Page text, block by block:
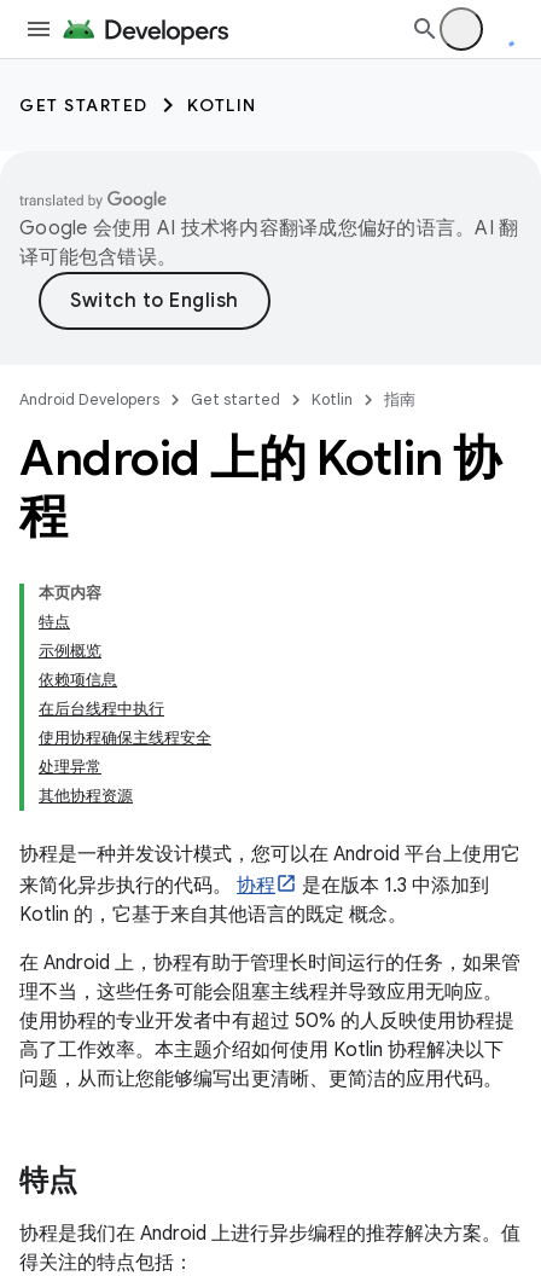
GET STARTED KOTLIN
Google 会使用 AI 技术将内容翻译成您偏好的语言。AI 翻
译可能包含错误。
Android Developers Get started Kotlin 指南
Android 上的 Kotlin 协
程
本页内容
特点
示例概览
依赖项信息
在后台线程中执行
使用协程确保主线程安全
处理异常
其他协程资源
协程是一种并发设计模式，您可以在 Android 平台上使用它
来简化异步执行的代码。 协程
是在版本 1.3 中添加到
Kotlin 的，它基于来自其他语言的既定 概念。
在 Android 上，协程有助于管理长时间运行的任务，如果管
理不当，这些任务可能会阻塞主线程并导致应用无响应。
使用协程的专业开发者中有超过 50% 的人反映使用协程提
高了工作效率。本主题介绍如何使用 Kotlin 协程解决以下
问题，从而让您能够编写出更清晰、更简洁的应用代码。
特点
协程是我们在 Android 上进行异步编程的推荐解决方案。值
得关注的特点包括：